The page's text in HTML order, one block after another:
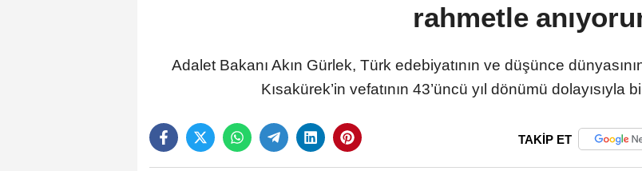
rahmetle
Adalet Bakanı Akın Gürlek, Türk edebiyatının ve düşünce
Kısakürek’in vefatının 43’üncü yıl dönümü dolayısıyla
TAKİP ET